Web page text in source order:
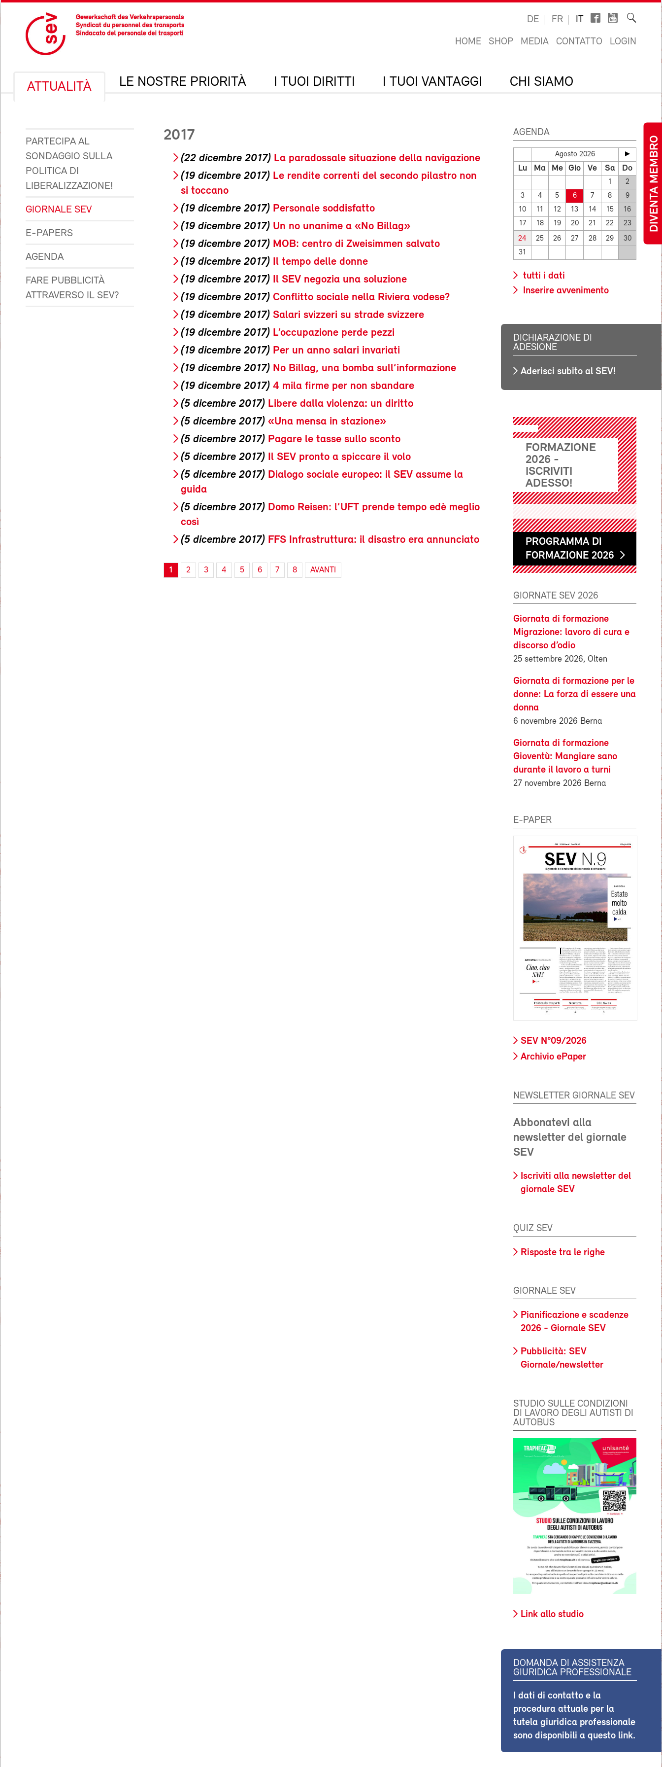
DIVENTA MEMBRO
DE FR IT
HOME SHOP MEDIA CONTATTO LOGIN
ATTUALITÀ LE NOSTRE PRIORITÀ I TUOI DIRITTI I TUOI VANTAGGI CHI SIAMO
PARTECIPA AL
SONDAGGIO SULLA
POLITICA DI
LIBERALIZZAZIONE!
GIORNALE SEV
E-PAPERS
AGENDA
FARE PUBBLICITÀ
ATTRAVERSO IL SEV?
2017
(22 dicembre 2017) La paradossale situazione della navigazione
(19 dicembre 2017) Le rendite correnti del secondo pilastro non
si toccano
(19 dicembre 2017) Personale soddisfatto
(19 dicembre 2017) Un no unanime a «No Billag»
(19 dicembre 2017) MOB: centro di Zweisimmen salvato
(19 dicembre 2017) Il tempo delle donne
(19 dicembre 2017) Il SEV negozia una soluzione
(19 dicembre 2017) Conflitto sociale nella Riviera vodese?
(19 dicembre 2017) Salari svizzeri su strade svizzere
(19 dicembre 2017) L’occupazione perde pezzi
(19 dicembre 2017) Per un anno salari invariati
(19 dicembre 2017) No Billag, una bomba sull’informazione
(19 dicembre 2017) 4 mila firme per non sbandare
(5 dicembre 2017) Libere dalla violenza: un diritto
(5 dicembre 2017) «Una mensa in stazione»
(5 dicembre 2017) Pagare le tasse sullo sconto
(5 dicembre 2017) Il SEV pronto a spiccare il volo
(5 dicembre 2017) Dialogo sociale europeo: il SEV assume la
guida
(5 dicembre 2017) Domo Reisen: l’UFT prende tempo edè meglio
così
(5 dicembre 2017) FFS Infrastruttura: il disastro era annunciato
1 2 3 4 5 6 7 8 AVANTI
AGENDA
Agosto 2026
Lu Ma Me Gio Ve Sa Do
1
2
3
4 5 6 7 8
9
10
11 12 13 14 15
16
17
18 19 20 21 22 23
24 25 26 27 28 29
30
31
tutti i dati
Inserire avvenimento
DICHIARAZIONE DI
ADESIONE
Aderisci subito al SEV!
FORMAZIONE
2026 -
ISCRIVITI
ADESSO!
PROGRAMMA DI
FORMAZIONE 2026
GIORNATE SEV 2026
Giornata di formazione
Migrazione: lavoro di cura e
discorso d’odio
25 settembre 2026, Olten
Giornata di formazione per le
donne: La forza di essere una
donna
6 novembre 2026 Berna
Giornata di formazione
Gioventù: Mangiare sano
durante il lavoro a turni
27 novembre 2026 Berna
E-PAPER
SEV N°09/2026
Archivio ePaper
NEWSLETTER GIORNALE SEV
Abbonatevi alla
newsletter del giornale
SEV
Iscriviti alla newsletter del
giornale SEV
QUIZ SEV
Risposte tra le righe
GIORNALE SEV
Pianificazione e scadenze
2026 - Giornale SEV
Pubblicità: SEV
Giornale/newsletter
STUDIO SULLE CONDIZIONI
DI LAVORO DEGLI AUTISTI DI
AUTOBUS
Link allo studio
DOMANDA DI ASSISTENZA
GIURIDICA PROFESSIONALE
I dati di contatto e la
procedura attuale per la
tutela giuridica professionale
sono disponibili a questo link.